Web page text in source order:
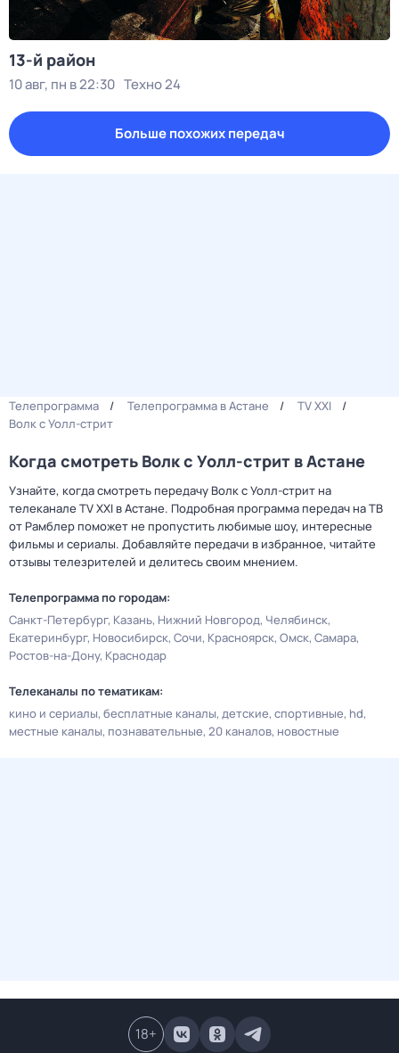
13-й район
10 авг, пн в 22:30 Техно 24
Больше похожих передач
Телепрограмма Телепрограмма в Астане
TV XXI
Волк с Уолл-стрит
Когда смотреть Волк с Уолл-стрит в Астане
Узнайте, когда смотреть передачу Волк с Уолл-стрит на
телеканале TV XXI в Астане. Подробная программа передач на ТВ
от Рамблер поможет не пропустить любимые шоу, интересные
фильмы и сериалы. Добавляйте передачи в избранное, читайте
отзывы телезрителей и делитесь своим мнением.
Телепрограмма по городам:
Санкт-Петербург Казань Нижний Новгород Челябинск
Екатеринбург Новосибирск Сочи Красноярск Омск Самара
Ростов-на-Дону Краснодар
Телеканалы по тематикам:
кино и сериалы бесплатные каналы детские спортивные hd
местные каналы познавательные 20 каналов новостные
18+